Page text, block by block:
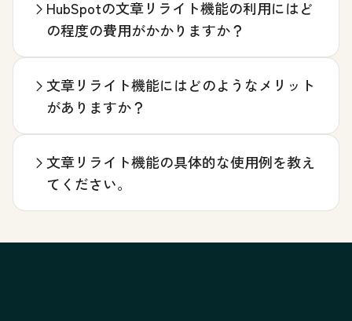
HubSpotの文章リライト機能の利用にはど
の程度の費用がかかりますか？
文章リライト機能にはどのようなメリット
がありますか？
文章リライト機能の具体的な使用例を教え
てください。